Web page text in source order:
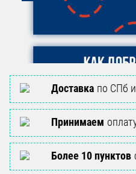
Доставка по СПб
Принимаем
Более 10 пунктов